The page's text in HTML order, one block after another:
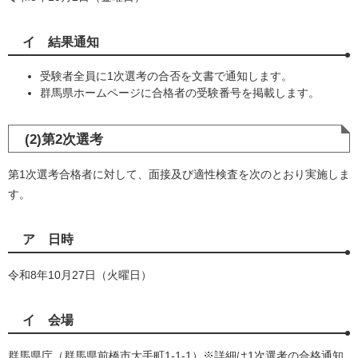
イ 結果通知
受験者全員に1次選考の合否を文書で通知します。
群馬県ホームページに合格者の受験番号を掲載します。
(2)第2次選考
第1次選考合格者に対して、面接及び適性検査を次のとおり実施しま
す。
ア 日時
令和8年10月27日（火曜日）
イ 会場